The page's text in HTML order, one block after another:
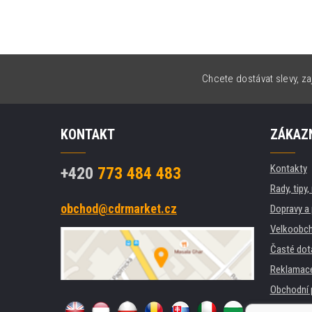
Chcete dostávat slevy,
KONTAKT
+420 773 484 483
obchod@cdrmarket.cz
Kontakty
Rady,
Dopravy
Časté
Obchodní